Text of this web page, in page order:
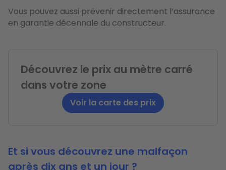
Vous pouvez aussi prévenir directement l’assurance
en garantie décennale du constructeur.
Découvrez le prix au mètre carré
dans votre zone
Voir la carte des prix
Et si vous découvrez une malfaçon
après dix ans et un jour ?